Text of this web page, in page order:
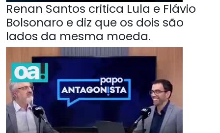
Renan Santos critica Lula e Flávio
Bolsonaro e diz que os dois são
lados da mesma moeda.